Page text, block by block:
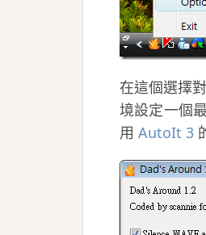
在這個選擇
境設定一個
用 AutoIt 3